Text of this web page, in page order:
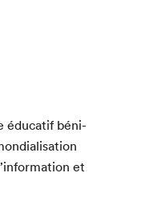
édu­catif béni­
et